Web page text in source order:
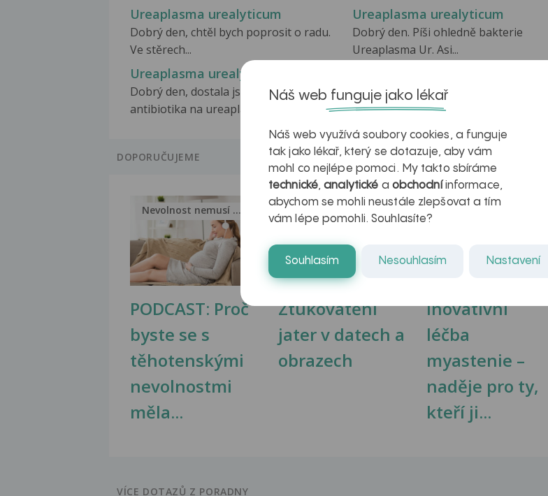
Ureaplasma urealyticum
Dobrý den, chtěl bych poprosit o radu.
Ve stěrech...
Ureaplasma urealyticum
Dobrý den. Píši ohledně bakterie
Ureaplasma Ur. Asi...
Ureaplasma urealyticum
Dobrý den, dostala jsem ted
antibiotika na ureaplasmu...
Dobrý den ,měla bych takový dotaz.
Na jaře tohoto...
DOPORUČUJEME
PODCAST: Proč
byste se s
těhotenskými
nevolnostmi
měla...
Nevolnost nemusí být nutnou...
Ztukovatění
jater v datech a
obrazech
Inovativní
léčba
myastenie –
naděje pro ty,
kteří ji...
VÍCE DOTAZŮ Z PORADNY
Náš web funguje jako lékař
Náš web využívá soubory cookies, a funguje
tak jako lékař, který se dotazuje, aby vám
mohl co nejlépe pomoci. My takto sbíráme
technické,analytické a obchodníinformace,
abychom se mohli neustále zlepšovat a tím
vám lépe pomohli. Souhlasíte?
Souhlasím Nesouhlasím Nastavení